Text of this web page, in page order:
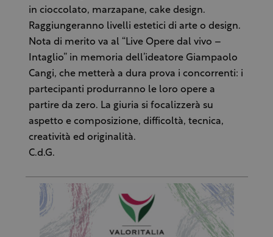
in cioccolato, marzapane, cake design.
Raggiungeranno livelli estetici di arte o design.
Nota di merito va al “Live Opere dal vivo –
Intaglio” in memoria dell’ideatore Giampaolo
Cangi, che metterà a dura prova i concorrenti: i
partecipanti produrranno le loro opere a
partire da zero. La giuria si focalizzerà su
aspetto e composizione, difficoltà, tecnica,
creatività ed originalità.
C.d.G.